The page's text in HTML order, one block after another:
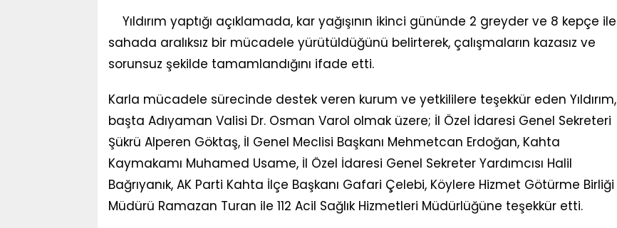
Yıldırım yaptığı açıklamada, kar yağışının ikinci gününde 2 greyder ve 8 kepçe ile
sahada aralıksız bir mücadele yürütüldüğünü belirterek, çalışmaların kazasız ve
sorunsuz şekilde tamamlandığını ifade etti.
Karla mücadele sürecinde destek veren kurum ve yetkililere teşekkür eden Yıldırım,
başta Adıyaman Valisi Dr. Osman Varol olmak üzere; İl Özel İdaresi Genel Sekreteri
Şükrü Alperen Göktaş, İl Genel Meclisi Başkanı Mehmetcan Erdoğan, Kahta
Kaymakamı Muhamed Usame, İl Özel İdaresi Genel Sekreter Yardımcısı Halil
Bağrıyanık, AK Parti Kahta İlçe Başkanı Gafari Çelebi, Köylere Hizmet Götürme Birliği
Müdürü Ramazan Turan ile 112 Acil Sağlık Hizmetleri Müdürlüğüne teşekkür etti.